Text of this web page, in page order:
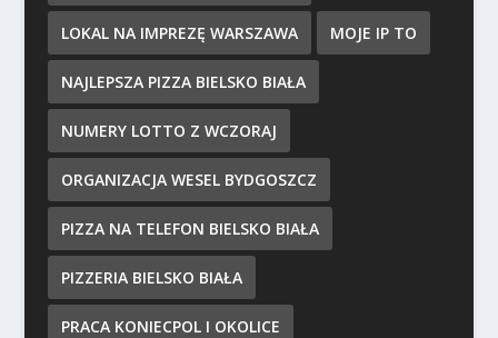
LOKAL NA IMPREZĘ WARSZAWA MOJE IP TO
NAJLEPSZA PIZZA BIELSKO BIAŁA
NUMERY LOTTO Z WCZORAJ
ORGANIZACJA WESEL BYDGOSZCZ
PIZZA NA TELEFON BIELSKO BIAŁA
PIZZERIA BIELSKO BIAŁA
PRACA KONIECPOL I OKOLICE